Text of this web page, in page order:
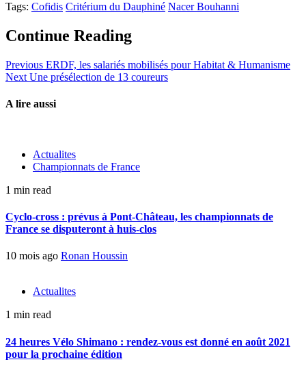
Tags: Cofidis Critérium du Dauphiné Nacer Bouhanni
Continue Reading
Previous ERDF, les salariés mobilisés pour Habitat & Humanisme
Next Une présélection de 13 coureurs
A lire aussi
Actualites
Championnats de France
1 min read
Cyclo-cross : prévus à Pont-Château, les championnats de
France se disputeront à huis-clos
10 mois ago Ronan Houssin
Actualites
1 min read
24 heures Vélo Shimano : rendez-vous est donné en août 2021
pour la prochaine édition